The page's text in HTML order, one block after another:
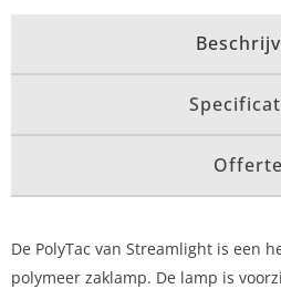
Offerte
De PolyTac van Streamlight is een
polymeer zaklamp. De lamp is